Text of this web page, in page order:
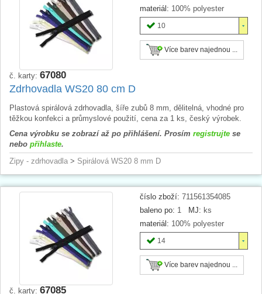
materiál: 100% polyester
10
Více barev najednou ...
č. karty: 67080
Zdrhovadla WS20 80 cm D
Plastová spirálová zdrhovadla, šíře zubů 8 mm, dělitelná, vhodné pro
těžkou konfekci a průmyslové použití, cena za 1 ks, český výrobek.
Cena výrobku se zobrazí až po přihlášení. Prosím registrujte se
nebo přihlaste.
Zipy - zdrhovadla > Spirálová WS20 8 mm D
číslo zboží: 711561354085
baleno po: 1 MJ: ks
materiál: 100% polyester
14
Více barev najednou ...
č. karty: 67085